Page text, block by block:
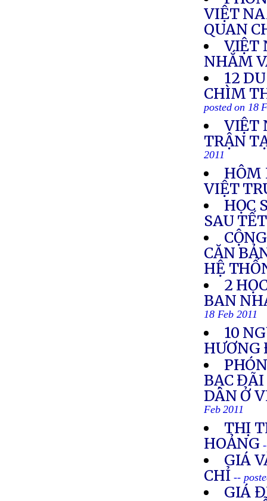
VIỆT
QUAN
VIỆT
NHẮM
12
CHÌM
posted on 18
VIỆT
TRẬN
2011
HÔM
VIỆT
HỌC
SAU
CĂN
HỆ
2
BAN
18 Feb 2011
10
BẠC
DÂN Ở
Feb 2011
THỊ
HOẢNG
GIÁ
CHỈ--
GIÁ